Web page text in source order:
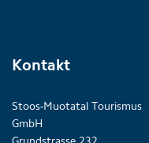
Kontakt
Stoos-Muotatal Tourismus
GmbH